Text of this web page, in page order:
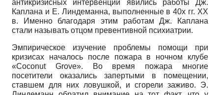
антикризисных интервенций явились работы Дж.
Каплана и Е. Линдеманна, выполненные в 40х гг. ХХ
в. Именно благодаря этим работам Дж. Каплана
стали называть отцом превентивной психиатрии.
Эмпирическое изучение проблемы помощи при
кризисах началось после пожара в ночном клубе
«Coconut Grove». Во время пожара многие
посетители оказались запертыми в помещении,
ставшем для них ловушкой, и сгорели заживо. Э.